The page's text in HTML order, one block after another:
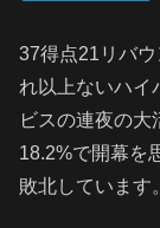
37得点21リバ
れ以上ないハイ
ビスの連夜の
18.2%で開幕を
敗北しています。